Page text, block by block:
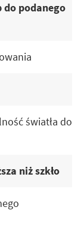
do podanego
światła do
niż szkło